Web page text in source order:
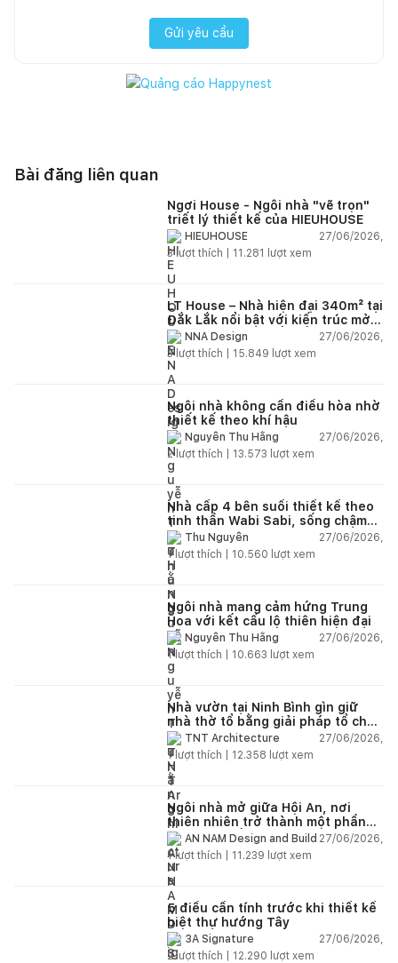
Gửi yêu cầu
Bài đăng liên quan
Ngơi House - Ngôi nhà "vẽ trọn"
triết lý thiết kế của HIEUHOUSE
HIEUHOUSE
27/06/2026,
3lượt thích | 11.281 lượt xem
LT House – Nhà hiện đại 340m² tại
Đắk Lắk nổi bật với kiến trúc mở
và hệ sân vườn kết nối thiên
nhiên
NNA Design
27/06/2026,
3lượt thích | 15.849 lượt xem
Ngôi nhà không cần điều hòa nhờ
thiết kế theo khí hậu
Nguyễn Thu Hằng
27/06/2026,
2lượt thích | 13.573 lượt xem
Nhà cấp 4 bên suối thiết kế theo
tinh thần Wabi Sabi, sống chậm
giữa thiên nhiên
Thu Nguyễn
27/06/2026,
1lượt thích | 10.560 lượt xem
Ngôi nhà mang cảm hứng Trung
Hoa với kết cấu lộ thiên hiện đại
Nguyễn Thu Hằng
27/06/2026,
1lượt thích | 10.663 lượt xem
Nhà vườn tại Ninh Bình gìn giữ
nhà thờ tổ bằng giải pháp tổ chức
lại không gian
TNT Architecture
27/06/2026,
1lượt thích | 12.358 lượt xem
Ngôi nhà mở giữa Hội An, nơi
thiên nhiên trở thành một phần
của cuộc sống
AN NAM Design and Build 27/06/2026,
1lượt thích | 11.239 lượt xem
5 điều cần tính trước khi thiết kế
biệt thự hướng Tây
3A Signature
27/06/2026,
2lượt thích | 12.290 lượt xem